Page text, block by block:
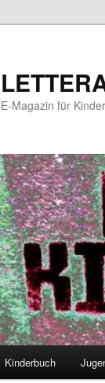
E-Magazin für
Kinderbuch